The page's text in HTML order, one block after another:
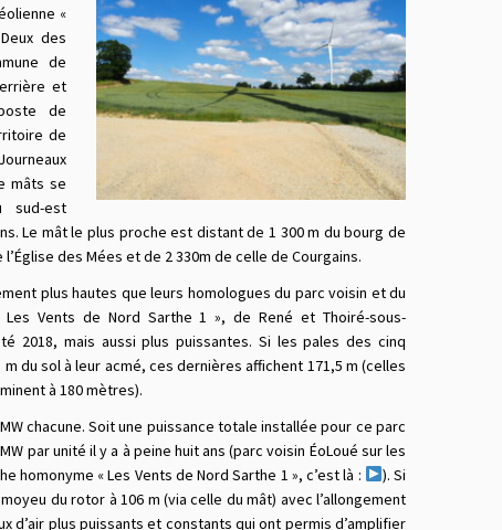
«
des
de
et
de
de
mâts se
sud-est
Le mât le plus proche est distant de 1 300 m du bourg de
des Mées et de 2 330m de celle de Courgains.
plus hautes que leurs homologues du parc voisin et du
Vents de Nord Sarthe 1 », de René et Thoiré-sous-
2018, mais aussi plus puissantes. Si les pales des cinq
du sol à leur acmé, ces dernières affichent 171,5 m (celles
à 180 mètres).
chacune. Soit une puissance totale installée pour ce parc
par unité il y a à peine huit ans (parc voisin ÉoLoué sur les
homonyme « Les Vents de Nord Sarthe 1 », c’est là :
). Si
du rotor à 106 m (via celle du mât) avec l’allongement
d’air plus puissants et constants qui ont permis d’amplifier